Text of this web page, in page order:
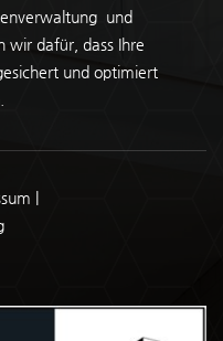
und
wir dafür, dass Ihre
und optimiert
|